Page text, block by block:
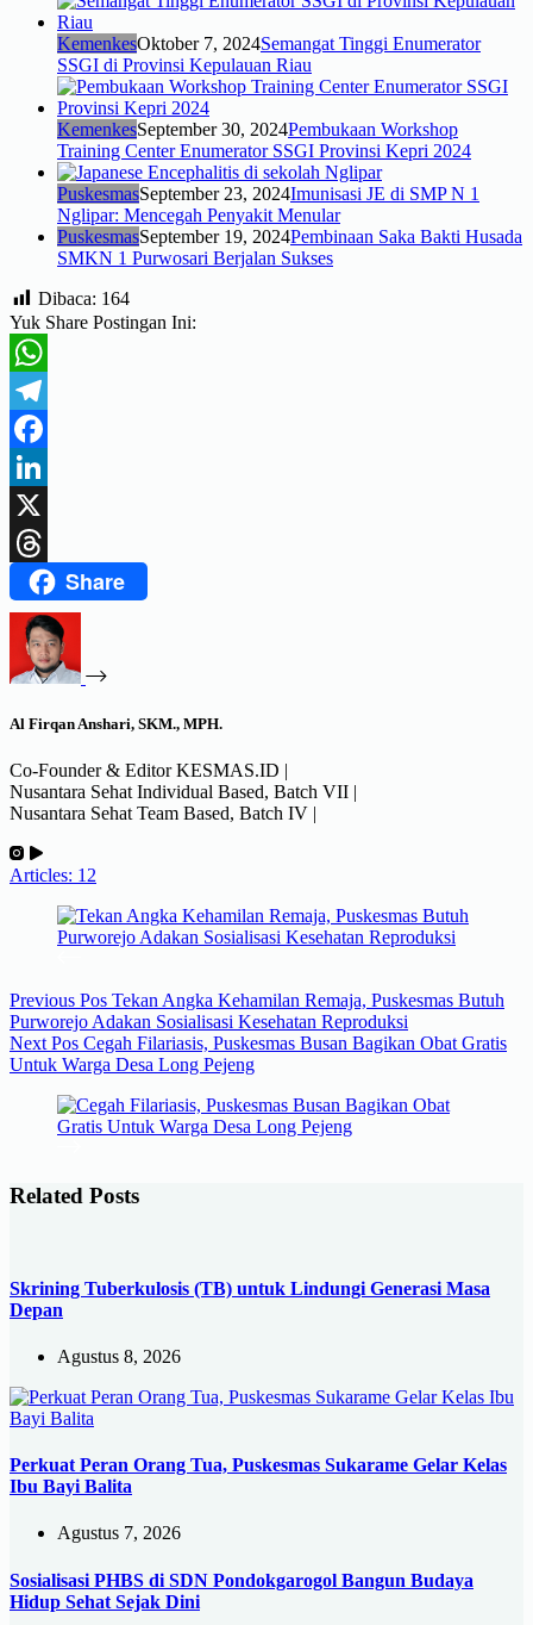
KemenkesOktober 7, 2024Semangat Tinggi Enumerator
SSGI di Provinsi Kepulauan Riau
KemenkesSeptember 30, 2024Pembukaan Workshop
Training Center Enumerator SSGI Provinsi Kepri 2024
PuskesmasSeptember 23, 2024Imunisasi JE di SMP N 1
Nglipar: Mencegah Penyakit Menular
PuskesmasSeptember 19, 2024Pembinaan Saka Bakti Husada
SMKN 1 Purwosari Berjalan Sukses
Dibaca: 164
Yuk Share Postingan Ini:
WhatsApp
Telegram
Facebook
LinkedIn
X
ThreadsShare
Al Firqan Anshari, SKM., MPH.
Co-Founder & Editor KESMAS.ID |
Nusantara Sehat Individual Based, Batch VII |
Nusantara Sehat Team Based, Batch IV |
Articles: 12
Previous Pos Tekan Angka Kehamilan Remaja, Puskesmas Butuh
Purworejo Adakan Sosialisasi Kesehatan Reproduksi
Next Pos Cegah Filariasis, Puskesmas Busan Bagikan Obat Gratis
Untuk Warga Desa Long Pejeng
Related Posts
Skrining Tuberkulosis (TB) untuk Lindungi Generasi Masa
Depan
Agustus 8, 2026
Perkuat Peran Orang Tua, Puskesmas Sukarame Gelar Kelas
Ibu Bayi Balita
Agustus 7, 2026
Sosialisasi PHBS di SDN Pondokgarogol Bangun Budaya
Hidup Sehat Sejak Dini